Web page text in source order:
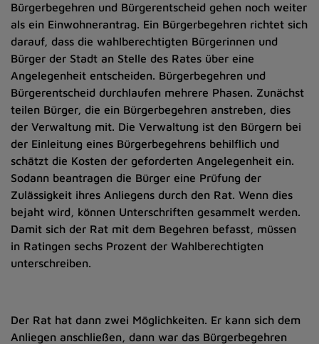
Bürgerbegehren und Bürgerentscheid gehen noch weiter
als ein Einwohnerantrag. Ein Bürgerbegehren richtet sich
darauf, dass die wahlberechtigten Bürgerinnen und
Bürger der Stadt an Stelle des Rates über eine
Angelegenheit entscheiden. Bürgerbegehren und
Bürgerentscheid durchlaufen mehrere Phasen. Zunächst
teilen Bürger, die ein Bürgerbegehren anstreben, dies
der Verwaltung mit. Die Verwaltung ist den Bürgern bei
der Einleitung eines Bürgerbegehrens behilflich und
schätzt die Kosten der geforderten Angelegenheit ein.
Sodann beantragen die Bürger eine Prüfung der
Zulässigkeit ihres Anliegens durch den Rat. Wenn dies
bejaht wird, können Unterschriften gesammelt werden.
Damit sich der Rat mit dem Begehren befasst, müssen
in Ratingen sechs Prozent der Wahlberechtigten
unterschreiben.
Der Rat hat dann zwei Möglichkeiten. Er kann sich dem
Anliegen anschließen, dann war das Bürgerbegehren